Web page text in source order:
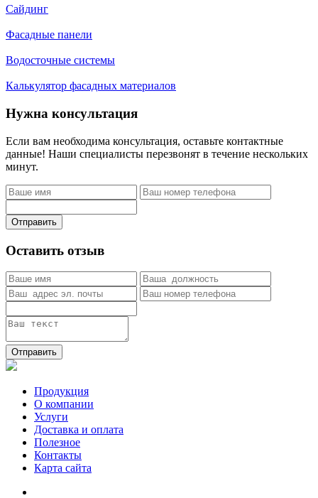
Сайдинг
Фасадные панели
Водосточные системы
Калькулятор фасадных материалов
Нужна консультация
Если вам необходима консультация, оставьте контактные
данные! Наши специалисты перезвонят в течение нескольких
минут.
Отправить
Оставить отзыв
Отправить
Продукция
О компании
Услуги
Доставка и оплата
Полезное
Контакты
Карта сайта